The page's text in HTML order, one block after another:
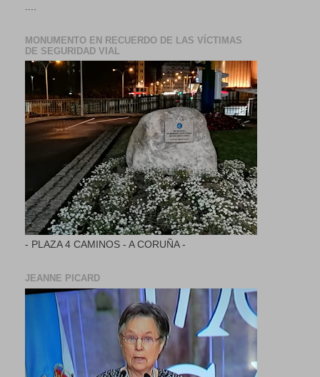
MONUMENTO EN RECUERDO DE LAS VÍCTIMAS
DE SEGURIDAD VIAL
- PLAZA 4 CAMINOS - A CORUÑA -
JEANNE PICARD